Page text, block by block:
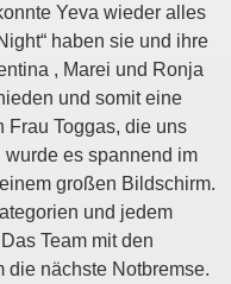
Yeva wieder alles
haben sie und ihre
, Marei und Ronja
und somit eine
Frau Toggas, die uns
wurde es spannend im
großen Bildschirm.
und jedem
Team mit den
die nächste Notbremse.